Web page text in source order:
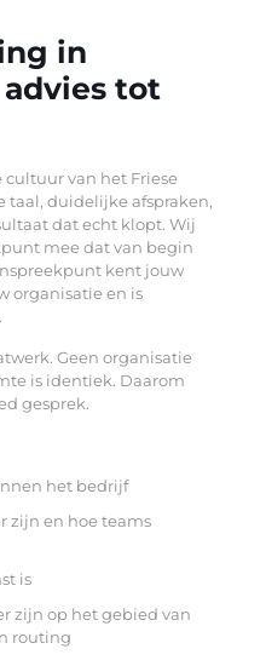
in
advies tot
van het Friese
taal, duidelijke afspraken,
dat echt klopt. Wij
mee dat van begin
kent jouw
organisatie en is
Geen organisatie
is identiek. Daarom
gesprek.
het bedrijf
zijn en hoe teams
is
zijn op het gebied van
routing